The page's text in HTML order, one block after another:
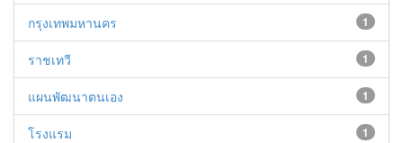
1
กรุงเทพมหานคร
1
ราชเทวี
1
แผนพัฒนาตนเอง
1
โรงแรม